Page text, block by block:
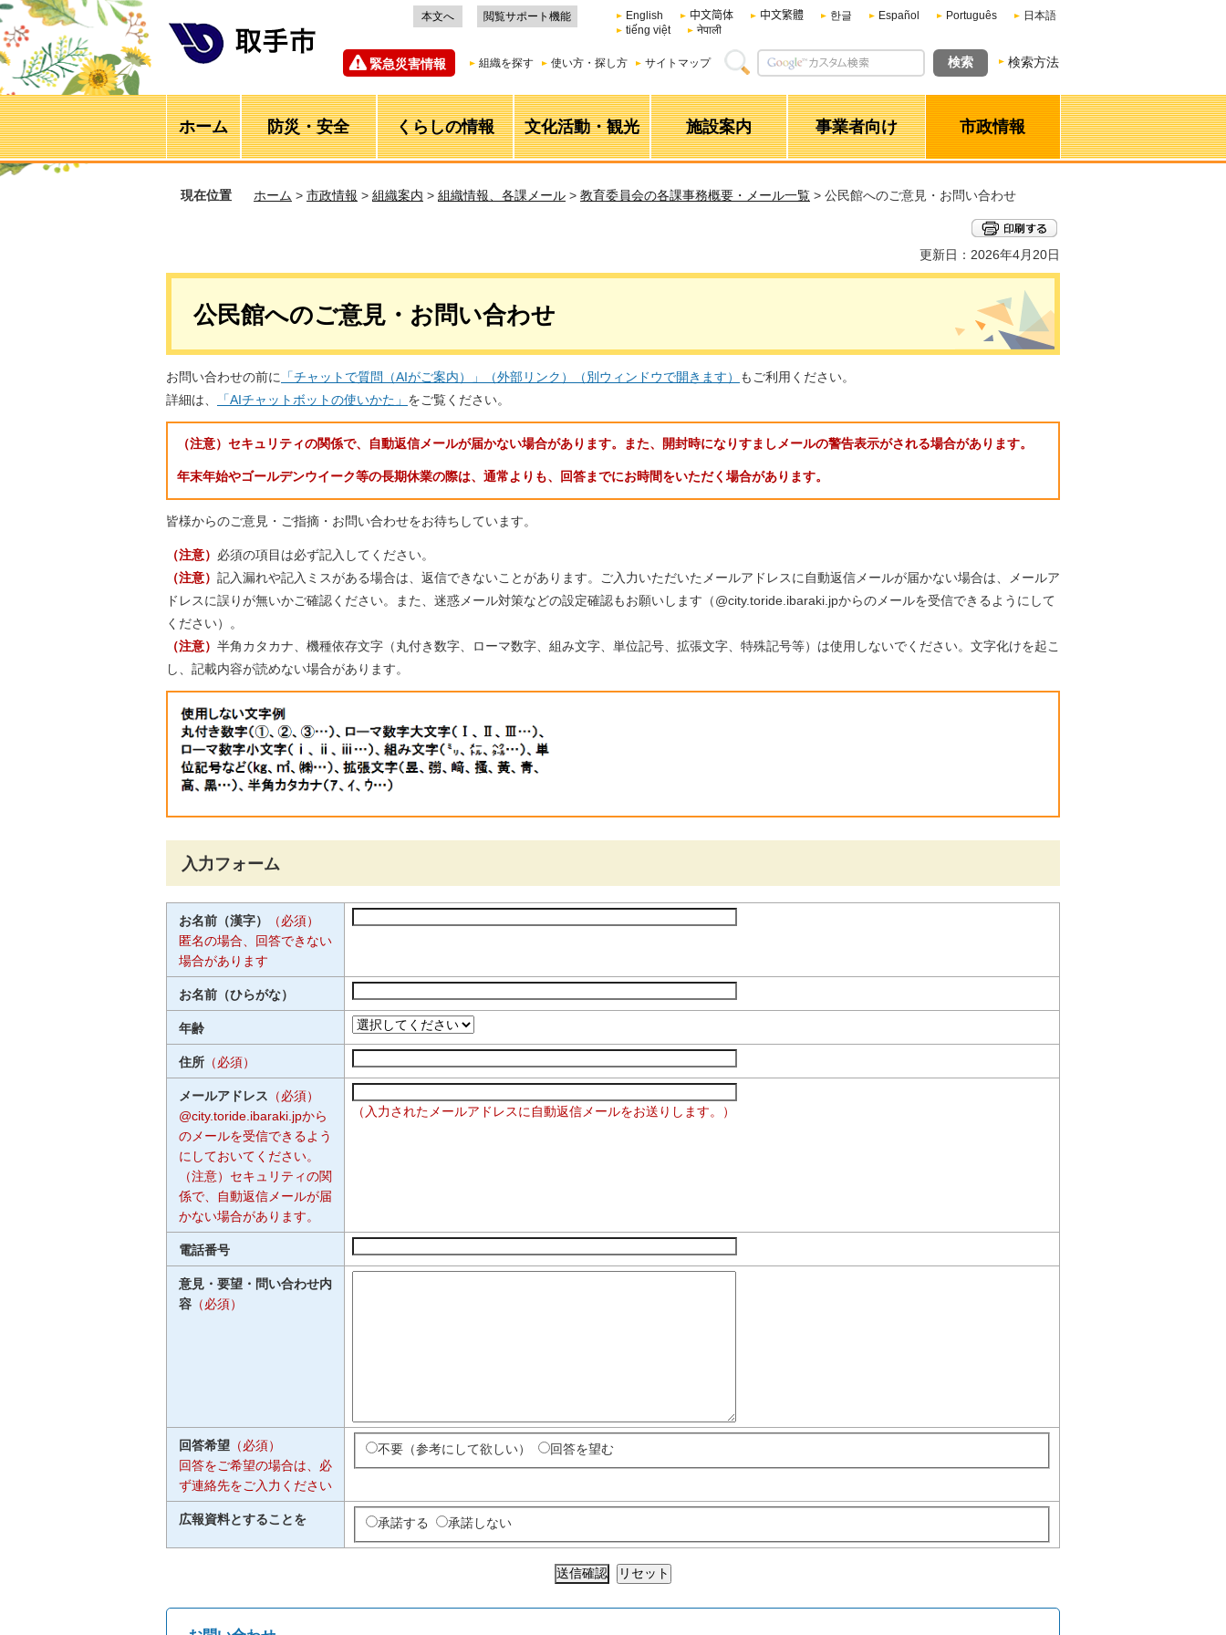
本文へ 閲覧サポート機能 English 中文简体 中文繁體 한글 Español Português
日本語
tiếng việt
नेपाली
緊急災害情報 組織を探す 使い方・探し方 サイトマップ 検索方法
ホーム 防災・安全 くらしの情報 文化活動・観光 施設案内 事業者向け 市政情報
現在位置 ホーム > 市政情報 > 組織案内 > 組織情報、各課メール > 教育委員会の各課事務概要・メール一覧 > 公民館へのご意見・お問い合わせ
更新日：2026年4月20日
公民館へのご意見・お問い合わせ
お問い合わせの前に 「チャットで質問（AIがご案内）」（外部リンク）（別ウィンドウで開きます）
もご利用ください。
詳細は、
「AIチャットボットの使いかた」 をご覧ください。
（注意）セキュリティの関係で、自動返信メールが届かない場合があります。また、開封時になりすましメールの警告表示がされる場合があります。
年末年始やゴールデンウイーク等の長期休業の際は、通常よりも、回答までにお時間をいただく場合があります。
皆様からのご意見・ご指摘・お問い合わせをお待ちしています。
（注意） 必須の項目は必ず記入してください。
（注意） 記入漏れや記入ミスがある場合は、返信できないことがあります。ご入力いただいたメールアドレスに自動返信メールが届かない場合は、メールア
ドレスに誤りが無いかご確認ください。また、迷惑メール対策などの設定確認もお願いします（@city.toride.ibaraki.jpからのメールを受信できるようにして
ください）。
（注意） 半角カタカナ、機種依存文字（丸付き数字、ローマ数字、組み文字、単位記号、拡張文字、特殊記号等）は使用しないでください。文字化けを起こ
し、記載内容が読めない場合があります。
入力フォーム
お名前（漢字）
（必須）
匿名の場合、回答できない
場合があります
お名前（ひらがな）
年齢
住所 （必須）
メールアドレス （必須）
@city.toride.ibaraki.jpから
のメールを受信できるよう
にしておいてください。
（注意）セキュリティの関
係で、自動返信メールが届
かない場合があります。
（入力されたメールアドレスに自動返信メールをお送りします。）
電話番号
意見・要望・問い合わせ内
容 （必須）
回答希望 （必須）
回答をご希望の場合は、必
ず連絡先をご入力ください
不要（参考にして欲しい） 回答を望む
広報資料とすることを 承諾する 承諾しない